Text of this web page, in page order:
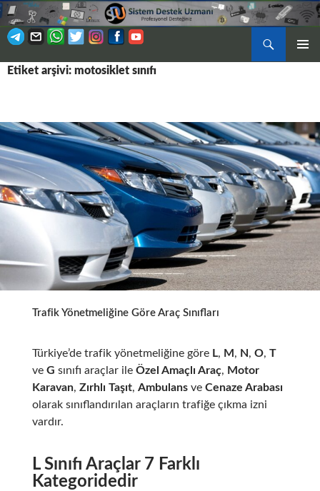
Ara
İÇERIĞE
Etiket arşivi: motosiklet sınıfı
Trafik Yönetmeliğine Göre Araç Sınıfları
Türkiye’de trafik yönetmeliğine göre L, M , N, O, T
ve G sınıfı araçlar ile Özel Amaçlı Araç, Motor
Karavan, Zırhlı Taşıt, Ambulansve Cenaze Arabası
olarak sınıflandırılan araçların trafiğe çıkma izni
vardır.
L Sınıfı Araçlar 7 Farklı
Kategoridedir